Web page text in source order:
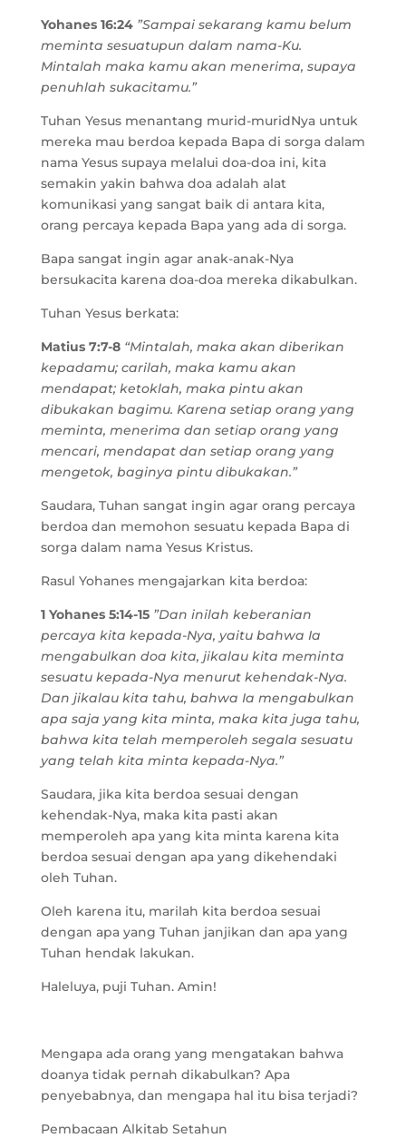
Yohanes 16:24 ”Sampai sekarang kamu belum
meminta sesuatupun dalam nama-Ku.
Mintalah maka kamu akan menerima, supaya
penuhlah sukacitamu.”
Tuhan Yesus menantang murid-muridNya untuk
mereka mau berdoa kepada Bapa di sorga dalam
nama Yesus supaya melalui doa-doa ini, kita
semakin yakin bahwa doa adalah alat
komunikasi yang sangat baik di antara kita,
orang percaya kepada Bapa yang ada di sorga.
Bapa sangat ingin agar anak-anak-Nya
bersukacita karena doa-doa mereka dikabulkan.
Tuhan Yesus berkata:
Matius 7:7-8 “Mintalah, maka akan diberikan
kepadamu; carilah, maka kamu akan
mendapat; ketoklah, maka pintu akan
dibukakan bagimu. Karena setiap orang yang
meminta, menerima dan setiap orang yang
mencari, mendapat dan setiap orang yang
mengetok, baginya pintu dibukakan.”
Saudara, Tuhan sangat ingin agar orang percaya
berdoa dan memohon sesuatu kepada Bapa di
sorga dalam nama Yesus Kristus.
Rasul Yohanes mengajarkan kita berdoa:
1 Yohanes 5:14-15 ”Dan inilah keberanian
percaya kita kepada-Nya, yaitu bahwa Ia
mengabulkan doa kita, jikalau kita meminta
sesuatu kepada-Nya menurut kehendak-Nya.
Dan jikalau kita tahu, bahwa Ia mengabulkan
apa saja yang kita minta, maka kita juga tahu,
bahwa kita telah memperoleh segala sesuatu
yang telah kita minta kepada-Nya.”
Saudara, jika kita berdoa sesuai dengan
kehendak-Nya, maka kita pasti akan
memperoleh apa yang kita minta karena kita
berdoa sesuai dengan apa yang dikehendaki
oleh Tuhan.
Oleh karena itu, marilah kita berdoa sesuai
dengan apa yang Tuhan janjikan dan apa yang
Tuhan hendak lakukan.
Haleluya, puji Tuhan. Amin!
Mengapa ada orang yang mengatakan bahwa
doanya tidak pernah dikabulkan? Apa
penyebabnya, dan mengapa hal itu bisa terjadi?
Pembacaan Alkitab Setahun